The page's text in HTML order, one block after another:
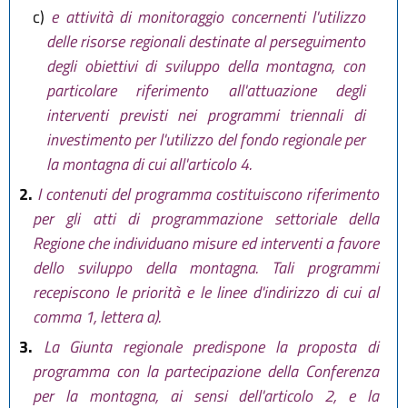
c) e attività di monitoraggio concernenti l'utilizzo
delle risorse regionali destinate al perseguimento
degli obiettivi di sviluppo della montagna, con
particolare riferimento all'attuazione degli
interventi previsti nei programmi triennali di
investimento per l'utilizzo del fondo regionale per
la montagna di cui all'articolo 4.
2. I contenuti del programma costituiscono riferimento
per gli atti di programmazione settoriale della
Regione che individuano misure ed interventi a favore
dello sviluppo della montagna. Tali programmi
recepiscono le priorità e le linee d'indirizzo di cui al
comma 1, lettera a).
3. La Giunta regionale predispone la proposta di
programma con la partecipazione della Conferenza
per la montagna, ai sensi dell'articolo 2, e la